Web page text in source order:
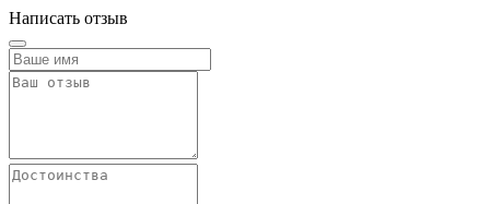
Написать отзыв